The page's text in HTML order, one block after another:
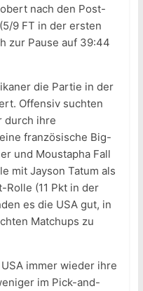
nach den Post-
9 FT in der ersten
zur Pause auf 39:44
die Partie in der
Offensiv suchten
durch ihre
französische Big-
und Moustapha Fall
mit Jayson Tatum als
(11 Pkt in der
es die USA gut, in
Matchups zu
immer wieder ihre
im Pick-and-